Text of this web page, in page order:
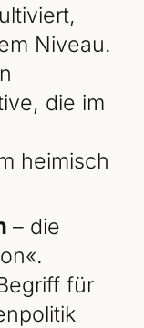
Niveau.
die im
heimisch
– die
für